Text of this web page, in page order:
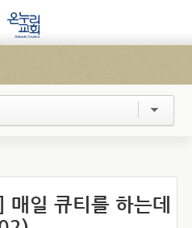
일 큐티를 하는데